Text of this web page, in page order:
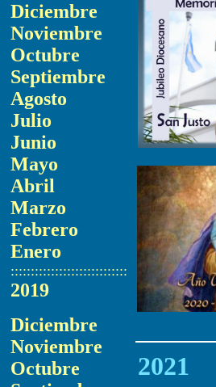
Diciembre
Noviembre
Octubre
Septiembre
Agosto
Julio
Junio
Mayo
Abril
Marzo
Febrero
Enero
:::::::::::::::::::::::::::::
2019
Diciembre
Noviembre
Octubre
2021